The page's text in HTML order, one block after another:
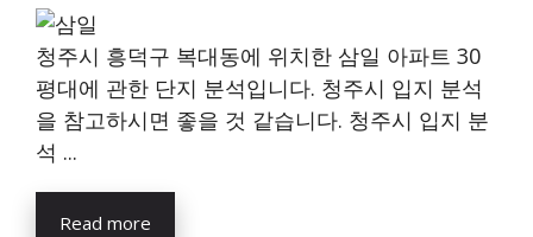
청주시 흥덕구 복대동에 위치한 삼일 아파트 30
평대에 관한 단지 분석입니다. 청주시 입지 분석
을 참고하시면 좋을 것 같습니다. 청주시 입지 분
석 ...
Read more